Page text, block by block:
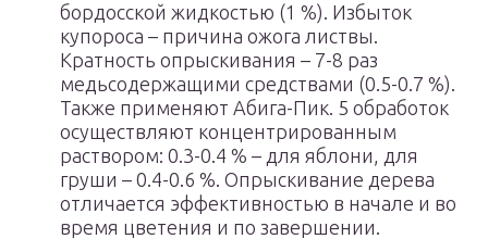
бордосской жидкостью (1 %). Избыток
купороса – причина ожога листвы.
Кратность опрыскивания – 7-8 раз
медьсодержащими средствами (0.5-0.7 %).
Также применяют Абига-Пик. 5 обработок
осуществляют концентрированным
раствором: 0.3-0.4 % – для яблони, для
груши – 0.4-0.6 %. Опрыскивание дерева
отличается эффективностью в начале и во
время цветения и по завершении.